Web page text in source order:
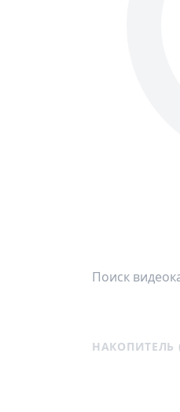
НАКОПИТЕЛЬ